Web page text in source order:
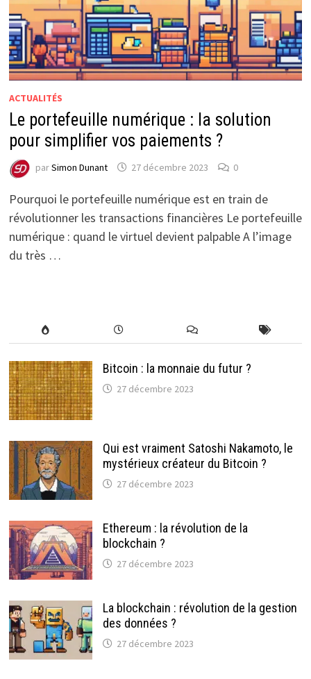
ACTUALITÉS
Le portefeuille numérique : la solution
pour simplifier vos paiements ?
parSimon Dunant 27 décembre 2023 0
Pourquoi le portefeuille numérique est en train de
révolutionner les transactions financières Le portefeuille
numérique : quand le virtuel devient palpable A l’image
du très …
Bitcoin : la monnaie du futur ?
27 décembre 2023
Qui est vraiment Satoshi Nakamoto, le
mystérieux créateur du Bitcoin ?
27 décembre 2023
Ethereum : la révolution de la
blockchain ?
27 décembre 2023
La blockchain : révolution de la gestion
des données ?
27 décembre 2023